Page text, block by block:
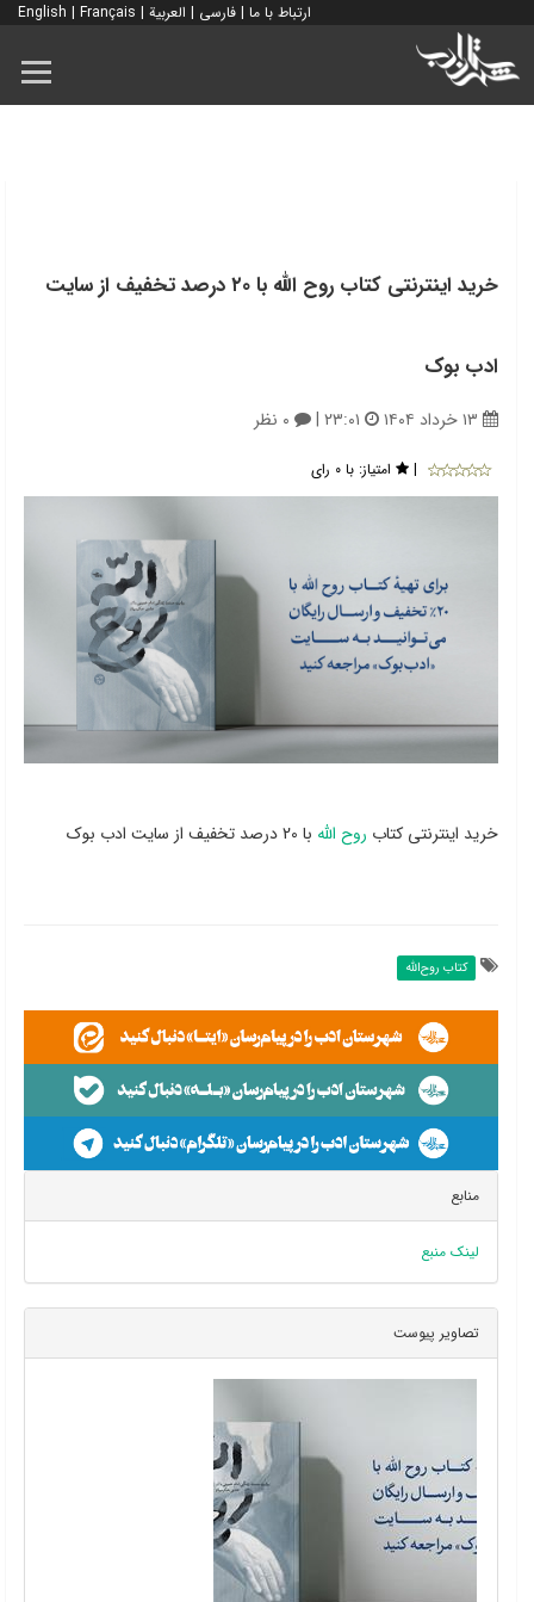
ارتباط با ما | فارسی | العربية |
English | Français
خرید اینترنتی کتاب روح الله با ۲۰ درصد تخفیف از سایت
ادب بوک
۱۳ خرداد ۱۴۰۴ ۲۳:۰۱ | ۰ نظر
| امتیاز: با ۰ رای
خرید اینترنتی کتاب روح الله با 20 درصد تخفیف از سایت ادب بوک
کتاب روح‌الله
منابع
لینک منبع
تصاویر پیوست